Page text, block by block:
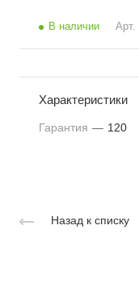
В наличии Арт.
Характеристики
Гарантия — 120
Назад к списку